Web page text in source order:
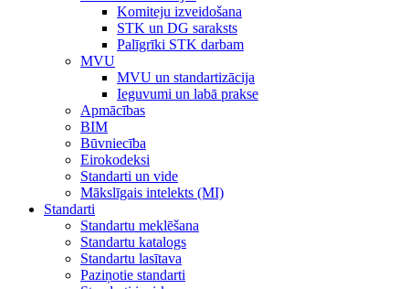
Komiteju izveidošana
STK un DG saraksts
Palīgrīki STK darbam
MVU
MVU un standartizācija
Ieguvumi un labā prakse
Apmācības
BIM
Būvniecība
Eirokodeksi
Standarti un vide
Mākslīgais intelekts (MI)
Standarti
Standartu meklēšana
Standartu katalogs
Standartu lasītava
Paziņotie standarti